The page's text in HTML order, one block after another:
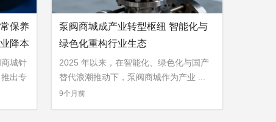
保养
降本
城针
出专
泵阀商城成产业转型枢纽 智能化与
绿色化重构行业生态
2025 年以来，在智能化、绿色化与国产
替代浪潮推动下，泵阀商城作为产业 ...
»
9个月前